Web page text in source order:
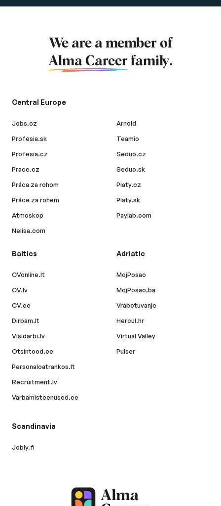
We are a member of
Alma Career family.
Central Europe
Jobs.cz
Profesia.sk
Profesia.cz
Prace.cz
Práca za rohom
Práce za rohem
Atmoskop
Nelisa.com
Arnold
Teamio
Seduo.cz
Seduo.sk
Platy.cz
Platy.sk
Paylab.com
Baltics
CVonline.lt
CV.lv
CV.ee
Dirbam.lt
Visidarbi.lv
Otsintood.ee
Personaloatrankos.lt
Recruitment.lv
Varbamisteenused.ee
Adriatic
MojPosao
MojPosao.ba
Vrabotuvanje
Hercul.hr
Virtual Valley
Pulser
Scandinavia
Jobly.fi